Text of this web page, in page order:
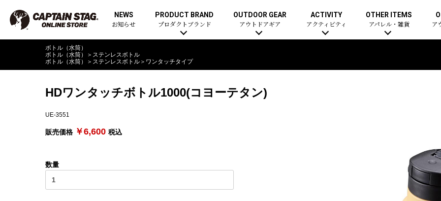
NEWS
お知らせ
PRODUCT BRAND
プロダクトブランド
OUTDOOR GEAR
アウトドアギア
ACTIVITY
アクティビティ
OTHER ITEMS
アパレル・雑貨 ア
ボトル（水筒）
ボトル（水筒）
＞ ステンレスボトル
ボトル（水筒）
＞ ステンレスボトル ＞ ワンタッチタイプ
HDワンタッチボトル1000(コヨーテタン)
UE-3551
販売価格 ￥6,600 税込
数量